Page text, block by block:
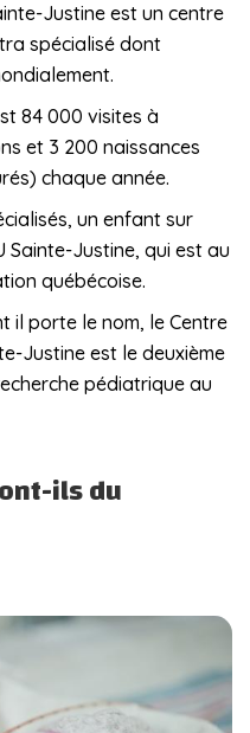
Justine est un centre
spécialisé dont
84 000 visites à
et 3 200 naissances
chaque année.
un enfant sur
Sainte-Justine, qui est au
québécoise.
il porte le nom, le Centre
Justine est le deuxième
pédiatrique au
ils du